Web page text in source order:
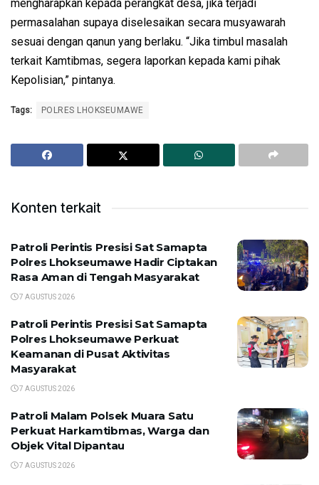
mengharapkan kepada perangkat desa, jika terjadi
permasalahan supaya diselesaikan secara musyawarah
sesuai dengan qanun yang berlaku. “Jika timbul masalah
terkait Kamtibmas, segera laporkan kepada kami pihak
Kepolisian,” pintanya.
Tags: POLRES LHOKSEUMAWE
Konten terkait
Patroli Perintis Presisi Sat Samapta
Polres Lhokseumawe Hadir Ciptakan
Rasa Aman di Tengah Masyarakat
7 AGUSTUS 2026
Patroli Perintis Presisi Sat Samapta
Polres Lhokseumawe Perkuat
Keamanan di Pusat Aktivitas
Masyarakat
7 AGUSTUS 2026
Patroli Malam Polsek Muara Satu
Perkuat Harkamtibmas, Warga dan
Objek Vital Dipantau
7 AGUSTUS 2026